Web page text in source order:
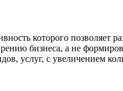
которого позволяет
бизнеса, а не
услуг, с увеличением